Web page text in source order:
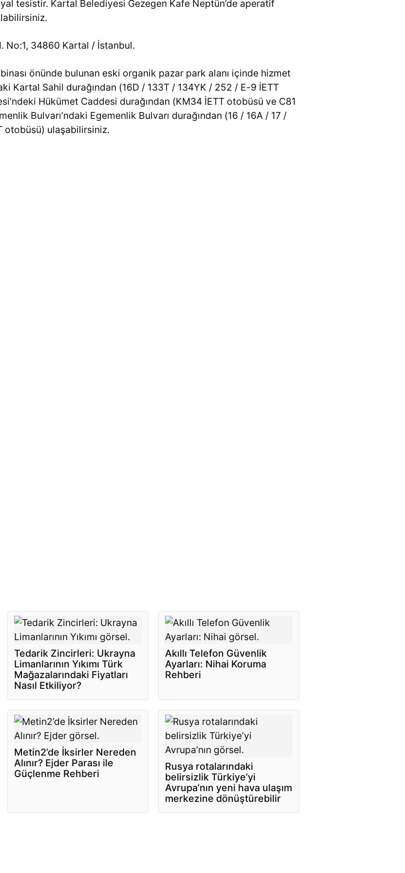
tesistir. Kartal Belediyesi Gezegen Kafe Neptün’de aperatif
No:1, 34860 Kartal / İstanbul.
önünde bulunan eski organik pazar park alanı içinde hizmet
Kartal Sahil durağından (16D / 133T / 134YK / 252 / E-9 İETT
Hükümet Caddesi durağından (KM34 İETT otobüsü ve C81
Bulvarı’ndaki Egemenlik Bulvarı durağından (16 / 16A / 17 /
otobüsü) ulaşabilirsiniz.
Tedarik Zincirleri: Ukrayna
Limanlarının Yıkımı Türk
Mağazalarındaki Fiyatları
Nasıl Etkiliyor?
Akıllı Telefon Güvenlik
Ayarları: Nihai Koruma
Rehberi
Metin2’de İksirler Nereden
Alınır? Ejder Parası ile
Güçlenme Rehberi
Rusya rotalarındaki
belirsizlik Türkiye’yi
Avrupa’nın yeni hava ulaşım
merkezine dönüştürebilir